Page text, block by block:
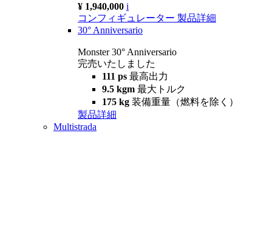
¥ 1,940,000 i
コンフィギュレーター 製品詳細
30° Anniversario
Monster 30° Anniversario
完売いたしました
111 ps 最高出力
9.5 kgm 最大トルク
175 kg 装備重量（燃料を除く）
製品詳細
Multistrada